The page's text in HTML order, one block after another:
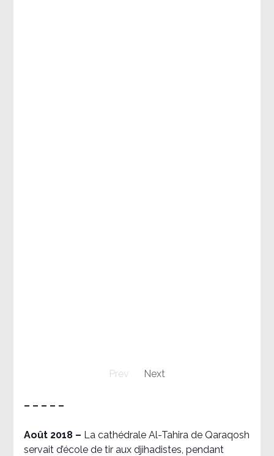
Prev Next
– – – – –
Août 2018 – La cathédrale Al-Tahira de Qaraqosh
servait d’école de tir aux djihadistes, pendant